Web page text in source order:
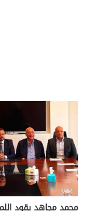
محمد مجاهد يقود